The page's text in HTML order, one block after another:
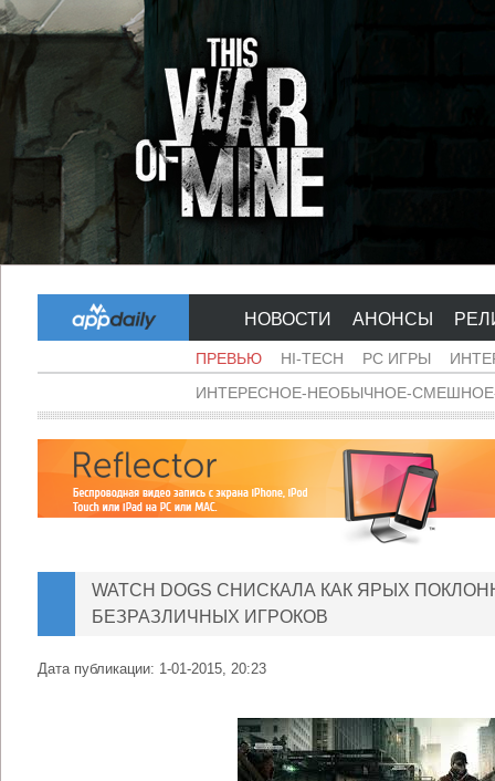
НОВОСТИ АНОНСЫ
ПРЕВЬЮ HI-TECH PC ИГРЫ
ИНТЕРЕСНОЕ-НЕОБЫЧНОЕ-
WATCH DOGS СНИСКАЛА КАК ЯРЫХ
БЕЗРАЗЛИЧНЫХ ИГРОКОВ
Дата публикации: 1-01-2015, 20:23